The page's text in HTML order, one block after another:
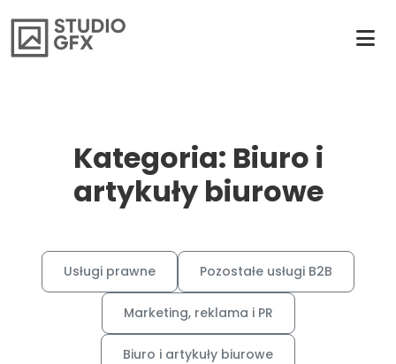
Kategoria: Biuro i
artykuły biurowe
Usługi prawne Pozostałe usługi B2B
Marketing, reklama i PR
Biuro i artykuły biurowe